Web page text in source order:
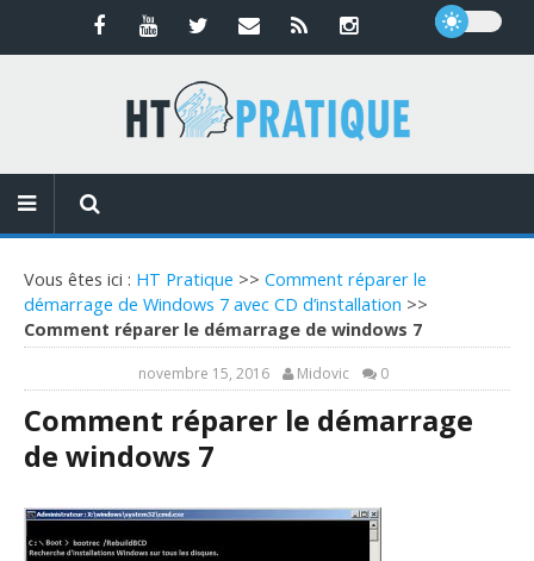
Vous êtes ici : HT Pratique >> Comment réparer le
démarrage de Windows 7 avec CD d’installation >>
Comment réparer le démarrage de windows 7
novembre 15, 2016 Midovic 0
Comment réparer le démarrage
de windows 7